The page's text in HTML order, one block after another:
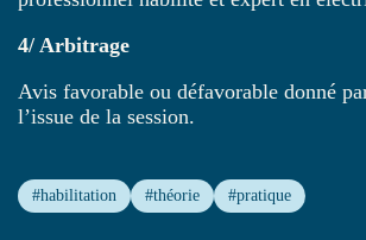
4/ Arbitrage
Avis favorable ou défavorable donné
l’issue de la session.
#habilitation #théorie #pratique